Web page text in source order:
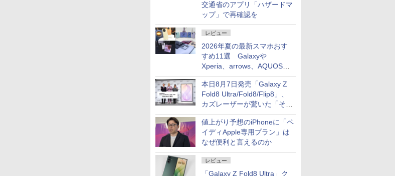
交通省のアプリ「ハザードマ
ップ」で再確認を
レビュー
2026年夏の最新スマホおす
すめ11選 Galaxyや
Xperia、arrows、AQUOSな
ど注目機種の特徴は
本日8月7日発売「Galaxy Z
Fold8 Ultra/Fold8/Flip8」、
カズレーザーが驚いた「そば
屋のメニュー並みの薄さ」
値上がり予想のiPhoneに「ペ
イディApple専用プラン」は
なぜ便利と言えるのか
レビュー
「Galaxy Z Fold8 Ultra」ク